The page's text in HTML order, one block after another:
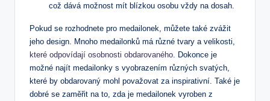
což dává možnost mít blízkou osobu vždy na dosah.
Pokud se rozhodnete pro medailonek, můžete také zvážit
jeho design. Mnoho medailonků ‌má různé tvary a velikosti,⁣
které odpovídají osobnosti obdarovaného . Dokonce je
možné najít medailonky s vyobrazením různých svatých,
které by obdarovaný mohl považovat za inspirativní. Také je
dobré se zaměřit na to, zda je medailonek vyroben z